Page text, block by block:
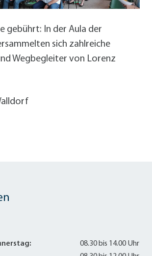
gebührt: In der Aula der
sich zahlreiche
Wegbegleiter von Lorenz
08.30 bis 14.00 Uhr